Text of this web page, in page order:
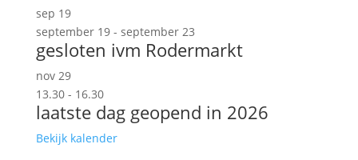
sep 19
september 19- september 23
gesloten ivm Rodermarkt
nov 29
13.30- 16.30
laatste dag geopend in 2026
Bekijk kalender